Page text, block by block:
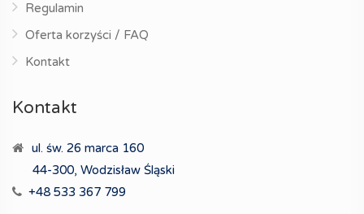
Regulamin
Oferta korzyści / FAQ
Kontakt
Kontakt
ul. św. 26 marca 160
44-300, Wodzisław Śląski
+48 533 367 799